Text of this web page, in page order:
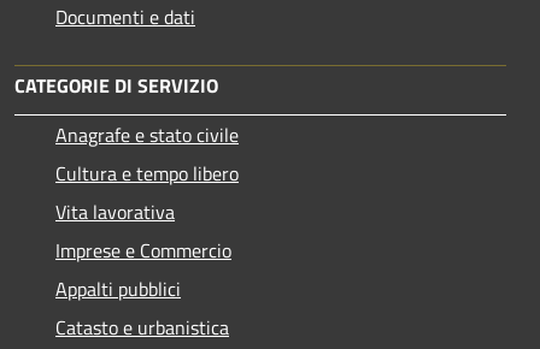
Documenti e dati
CATEGORIE DI SERVIZIO
Anagrafe e stato civile
Cultura e tempo libero
Vita lavorativa
Imprese e Commercio
Appalti pubblici
Catasto e urbanistica